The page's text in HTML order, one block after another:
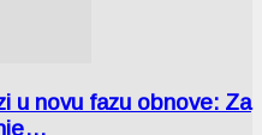
u novu fazu obnove: Za